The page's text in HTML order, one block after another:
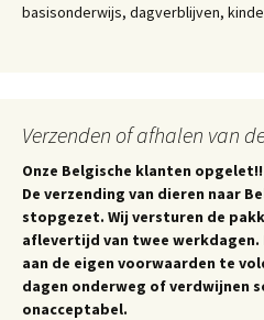
basisonderwijs, dagverblijven,
Verzenden of afhalen van
Onze Belgische klanten opgelet!!
De verzending van dieren naar
stopgezet. Wij versturen de
aflevertijd van twee
aan de eigen voorwaarden te
dagen onderweg of verdwijnen
onacceptabel.